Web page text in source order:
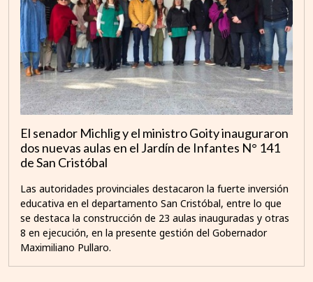
El senador Michlig y el ministro Goity inauguraron
dos nuevas aulas en el Jardín de Infantes N° 141
de San Cristóbal
Las autoridades provinciales destacaron la fuerte inversión
educativa en el departamento San Cristóbal, entre lo que
se destaca la construcción de 23 aulas inauguradas y otras
8 en ejecución, en la presente gestión del Gobernador
Maximiliano Pullaro.